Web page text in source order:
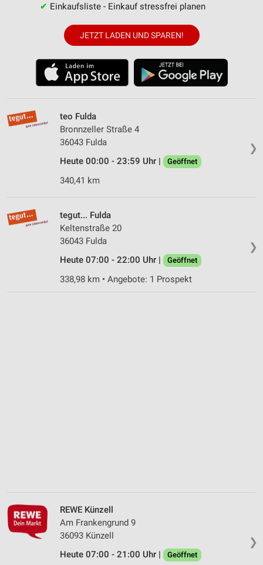
✔ Einkaufsliste - Einkauf stressfrei planen
JETZT LADEN UND SPAREN!
❯
teo Fulda
Bronnzeller Straße 4
36043 Fulda
Heute 00:00 - 23:59 Uhr |
Geöffnet
340,41 km
❯
tegut... Fulda
Keltenstraße 20
36043 Fulda
Heute 07:00 - 22:00 Uhr |
Geöffnet
338,98 km • Angebote: 1 Prospekt
❯
REWE Künzell
Am Frankengrund 9
36093 Künzell
Heute 07:00 - 21:00 Uhr |
Geöffnet